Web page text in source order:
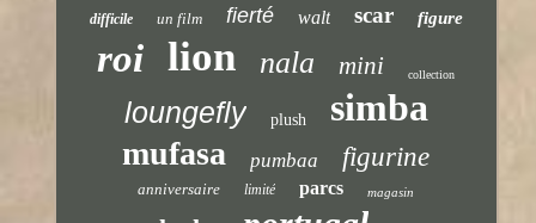
difficile un film fierté walt scar figure
roi lion nala mini collection
loungefly plush simba
mufasa pumbaa figurine
anniversaire limité parcs magasin